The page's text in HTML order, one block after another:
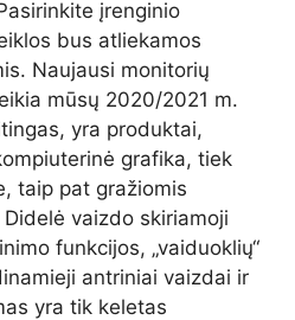
įrenginio
bus atliekamos
Naujausi monitorių
mūsų 2020/2021 m.
yra produktai,
grafika, tiek
taip pat gražiomis
vaizdo skiriamoji
funkcijos, „vaiduoklių“
antriniai vaizdai ir
yra tik keletas